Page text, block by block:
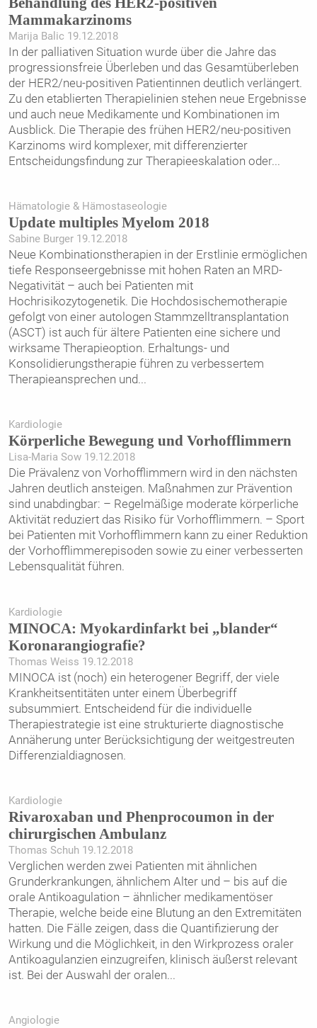
Mammakarzinoms
Marija Balic 19.12.2018
In der palliativen Situation wurde über die Jahre das
progressionsfreie Überleben und das Gesamtüberleben
der HER2/neu-positiven Patientinnen deutlich verlängert.
Zu den etablierten Therapielinien stehen neue Ergebnisse
und auch neue Medikamente und Kombinationen im
Ausblick. Die Therapie des frühen HER2/neu-positiven
Karzinoms wird komplexer, mit differenzierter
Entscheidungsfindung zur Therapieeskalation oder...
Hämatologie & Hämostaseologie
Update multiples Myelom 2018
Sabine Burger 19.12.2018
Neue Kombinationstherapien in der Erstlinie ermöglichen
tiefe Response­ergebnisse mit hohen Raten an MRD-
Negativität – auch bei Patienten mit
Hochrisikozytogenetik. Die Hochdosischemotherapie
gefolgt von einer autologen Stammzelltransplantation
(ASCT) ist auch für ältere Patienten eine sichere und
wirksame Therapieoption. Erhaltungs- und
Konsolidierungstherapie führen zu verbessertem
Therapieansprechen und...
Kardiologie
Körperliche Bewegung und Vorhofflimmern
Lisa-Maria Sow 19.12.2018
Die Prävalenz von Vorhofflimmern wird in den nächsten
Jahren deutlich ansteigen. Maßnahmen zur Prävention
sind unabdingbar: – Regelmäßige moderate körperliche
Aktivität reduziert das Risiko für Vorhofflimmern. – Sport
bei Patienten mit Vorhofflimmern kann zu einer Reduktion
der Vorhofflimmerepisoden sowie zu einer verbesserten
Lebensqualität führen.
Kardiologie
MINOCA: Myokardinfarkt bei „blander“
Koronarangiografie?
Thomas Weiss 19.12.2018
MINOCA ist (noch) ein heterogener Begriff, der viele
Krankheitsentitäten unter einem Überbegriff
subsummiert. Entscheidend für die individuelle
Therapiestrategie ist eine strukturierte diagnostische
Annäherung unter Berücksichtigung der weitgestreuten
Differenzialdiagnosen.
Kardiologie
Rivaroxaban und Phenprocoumon in der
chirurgischen Ambulanz
Thomas Schuh 19.12.2018
Verglichen werden zwei Patienten mit ähnlichen
Grunderkrankungen, ähnlichem Alter und – bis auf die
orale Antikoagulation – ähnlicher medikamentöser
Therapie, welche beide eine Blutung an den Extremitäten
hatten. Die Fälle zeigen, dass die Quantifizierung der
Wirkung und die Möglichkeit, in den Wirkprozess oraler
Antikoagulanzien einzugreifen, klinisch äußerst relevant
ist. Bei der Auswahl der oralen...
Angiologie